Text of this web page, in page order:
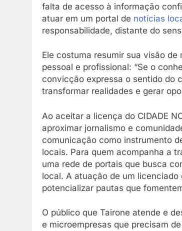
falta de acesso à informação
atuar em um portal de notícias
responsabilidade, distante do
Ele costuma resumir sua visão
pessoal e profissional: “Se o
convicção expressa o sentido do
transformar realidades e gerar
Ao aceitar a licença do CIDADE
aproximar jornalismo e
comunicação como instrumento
locais. Para quem acompanha a
uma rede de portais que busca
local. A atuação de um
potencializar pautas que
O público que Tairone atende e
e microempresas que precisam